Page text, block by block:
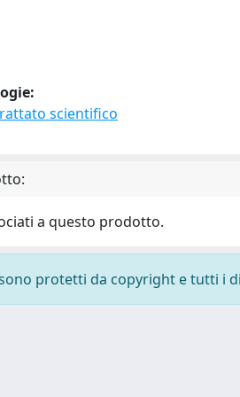
scientifico
a questo prodotto.
protetti da copyright e tutti i